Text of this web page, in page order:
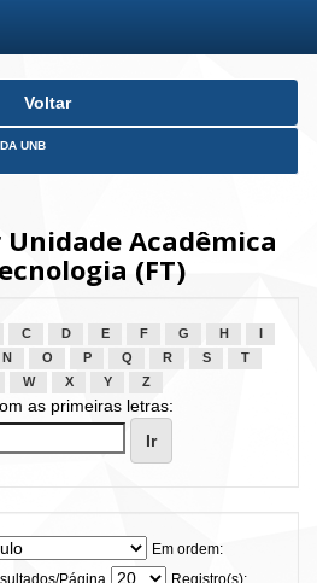
Voltar
UNB
Acadêmica
(FT)
C D E F G H
N O P Q R S
T
W X Y Z
as primeiras letras:
Em ordem:
Página
Registro(s):